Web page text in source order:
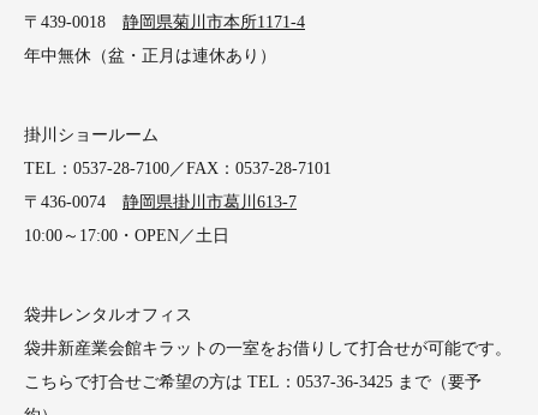
〒439-0018 静岡県菊川市本所1171-4
年中無休（盆・正月は連休あり）
掛川ショールーム
TEL：0537-28-7100／FAX：0537-28-7101
〒436-0074 静岡県掛川市葛川613-7
10:00～17:00・OPEN／土日
袋井レンタルオフィス
袋井新産業会館キラットの一室をお借りして打合せが可能です。
こちらで打合せご希望の方は TEL：0537-36-3425 まで（要予